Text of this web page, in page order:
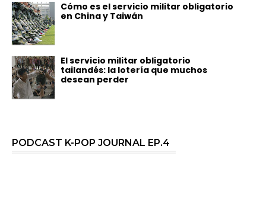
Cómo es el servicio militar obligatorio
en China y Taiwán
El servicio militar obligatorio
tailandés: la lotería que muchos
desean perder
PODCAST K-POP JOURNAL EP.4